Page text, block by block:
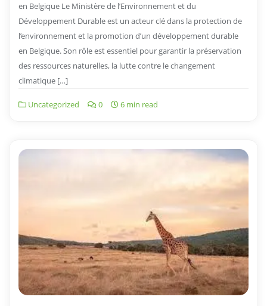
en Belgique Le Ministère de l’Environnement et du
Développement Durable est un acteur clé dans la protection de
l’environnement et la promotion d’un développement durable
en Belgique. Son rôle est essentiel pour garantir la préservation
des ressources naturelles, la lutte contre le changement
climatique […]
Uncategorized 0 6 min read